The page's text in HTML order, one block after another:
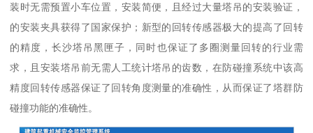
装时无需预置小车位置，安装简便，且经过大量塔吊的安装验证，
的安装夹具获得了国家保护；新型的回转传感器极大的提高了回转
的精度，长沙塔吊黑匣子，同时也保证了多圈测量回转的行业需
求，且安装塔吊前无需人工统计塔吊的齿数，在防碰撞系统中该高
精度回转传感器保证了回转角度测量的准确性，从而保证了塔群防
碰撞功能的准确性。